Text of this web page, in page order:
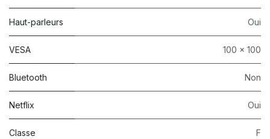
Haut-parleurs Oui
VESA 100 x 100
Bluetooth Non
Netflix Oui
Classe
F